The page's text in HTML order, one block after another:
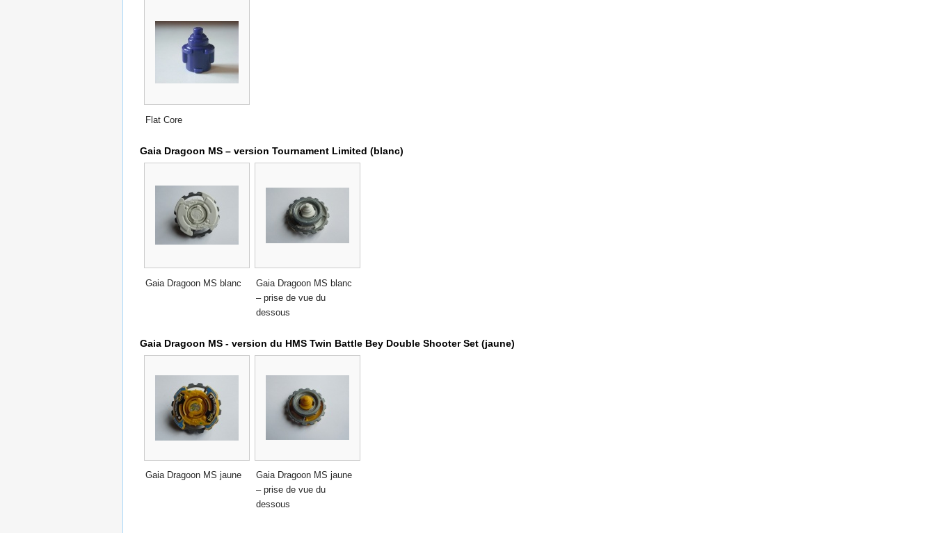
Flat Core
Gaia Dragoon MS – version Tournament Limited (blanc)
Gaia Dragoon MS blanc
Gaia Dragoon MS blanc
– prise de vue du
dessous
Gaia Dragoon MS - version du HMS Twin Battle Bey Double Shooter Set (jaune)
Gaia Dragoon MS jaune
Gaia Dragoon MS jaune
– prise de vue du
dessous